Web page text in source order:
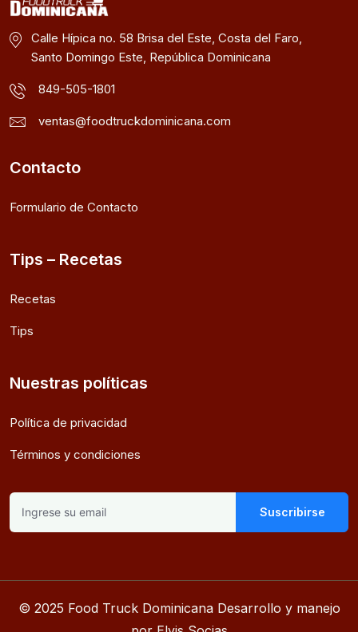
Calle Hípica no. 58 Brisa del Este, Costa del Faro,
Santo Domingo Este, República Dominicana
849-505-1801
ventas@foodtruckdominicana.com
Contacto
Formulario de Contacto
Tips – Recetas
Recetas
Tips
Nuestras políticas
Política de privacidad
Términos y condiciones
Suscribirse
© 2025 Food Truck Dominicana Desarrollo y manejo